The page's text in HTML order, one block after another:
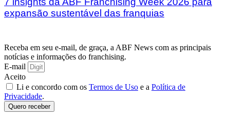
expansão sustentável das franquias
Receba em seu e-mail, de graça, a ABF News com as principais
notícias e informações do franchising.
E-mail
Aceito
Li e concordo com os Termos de Uso e a Política de
Privacidade.
Quero receber